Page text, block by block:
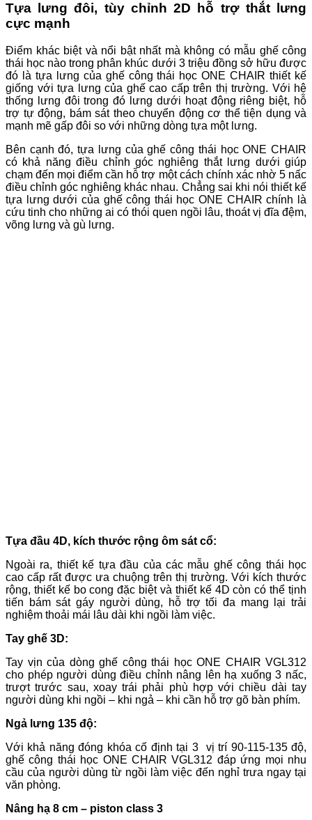
Tựa lưng đôi, tùy chỉnh 2D hỗ trợ thắt lưng
cực mạnh
Điểm khác biệt và nổi bật nhất mà không có mẫu ghế công
thái học nào trong phân khúc dưới 3 triệu đồng sở hữu được
đó là tựa lưng của ghế công thái học ONE CHAIR thiết kế
giống với tựa lưng của ghế cao cấp trên thị trường. Với hệ
thống lưng đôi trong đó lưng dưới hoạt động riêng biệt, hỗ
trợ tự động, bám sát theo chuyển động cơ thể tiện dụng và
mạnh mẽ gấp đôi so với những dòng tựa một lưng.
Bên cạnh đó, tựa lưng của ghế công thái học ONE CHAIR
có khả năng điều chỉnh góc nghiêng thắt lưng dưới giúp
chạm đến mọi điểm cần hỗ trợ một cách chính xác nhờ 5 nấc
điều chỉnh góc nghiêng khác nhau. Chẳng sai khi nói thiết kế
tựa lưng dưới của ghế công thái học ONE CHAIR chính là
cứu tinh cho những ai có thói quen ngồi lâu, thoát vị đĩa đệm,
võng lưng và gù lưng.
Tựa đầu 4D, kích thước rộng ôm sát cổ:
Ngoài ra, thiết kế tựa đầu của các mẫu ghế công thái học
cao cấp rất được ưa chuộng trên thị trường. Với kích thước
rộng, thiết kế bo cong đặc biệt và thiết kế 4D còn có thể tịnh
tiến bám sát gáy người dùng, hỗ trợ tối đa mang lại trải
nghiệm thoải mái lâu dài khi ngồi làm việc.
Tay ghế 3D:
Tay vịn của dòng ghế công thái học ONE CHAIR VGL312
cho phép người dùng điều chỉnh nâng lên hạ xuống 3 nấc,
trượt trước sau, xoay trái phải phù hợp với chiều dài tay
người dùng khi ngồi – khi ngả – khi cần hỗ trợ gõ bàn phím.
Ngả lưng 135 độ:
Với khả năng đóng khóa cố định tại 3 vị trí 90-115-135 độ,
ghế công thái học ONE CHAIR VGL312 đáp ứng mọi nhu
cầu của người dùng từ ngồi làm việc đến nghỉ trưa ngay tại
văn phòng.
Nâng hạ 8 cm – piston class 3